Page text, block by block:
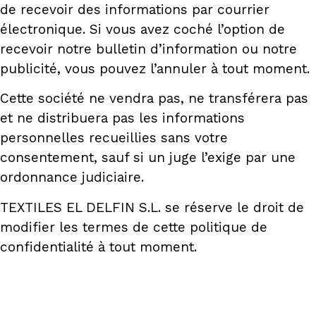
de recevoir des informations par courrier
électronique. Si vous avez coché l’option de
recevoir notre bulletin d’information ou notre
publicité, vous pouvez l’annuler à tout moment.
Cette société ne vendra pas, ne transférera pas
et ne distribuera pas les informations
personnelles recueillies sans votre
consentement, sauf si un juge l’exige par une
ordonnance judiciaire.
TEXTILES EL DELFIN S.L. se réserve le droit de
modifier les termes de cette politique de
confidentialité à tout moment.